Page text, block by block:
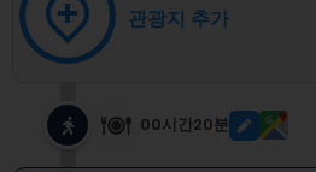
관광지 추가
00시간20분